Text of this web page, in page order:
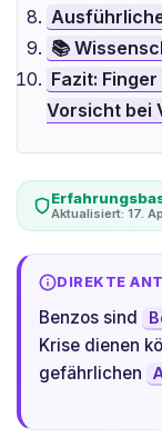
📚
Fazit:
Vorsicht bei
Aktualisiert: 17.
DIREKTE
Benzos sind
Krise dienen
gefährlichen